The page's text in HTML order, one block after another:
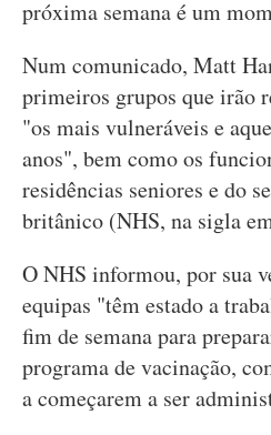
próxima semana é um
Num comunicado, Matt
primeiros grupos que irão
"os mais vulneráveis e
anos", bem como os
residências seniores e do
britânico (NHS, na sigla
O NHS informou, por sua
equipas "têm estado a
fim de semana para
programa de vacinação,
a começarem a ser